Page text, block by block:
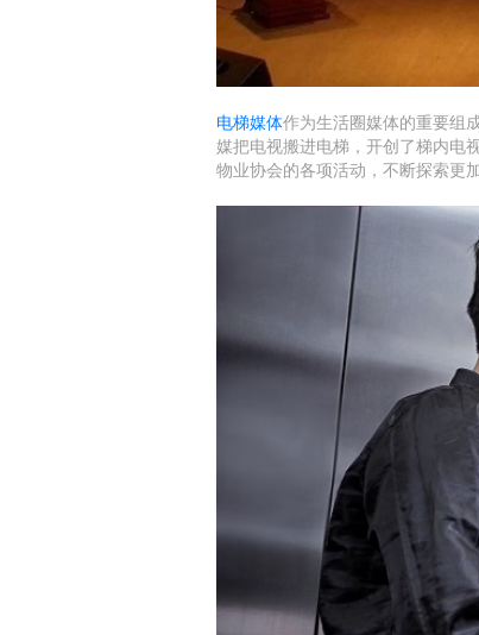
电梯媒体作为生活圈媒体的重要组
媒把电视搬进电梯，开创了梯内电
物业协会的各项活动，不断探索更